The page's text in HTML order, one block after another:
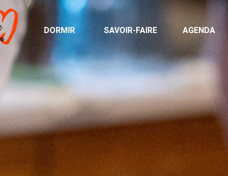
DORMIR SAVOIR-FAIRE AGENDA